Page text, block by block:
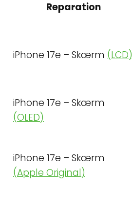
Reparation
iPhone 17e – Skærm (LCD)
iPhone 17e – Skærm
(OLED)
iPhone 17e – Skærm
(Apple Original)